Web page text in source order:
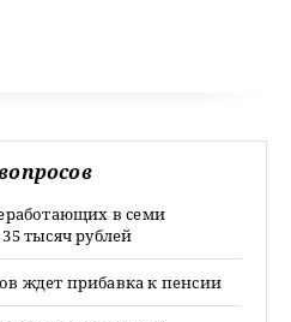
в семи
тысяч рублей
ждет прибавка к пенсии